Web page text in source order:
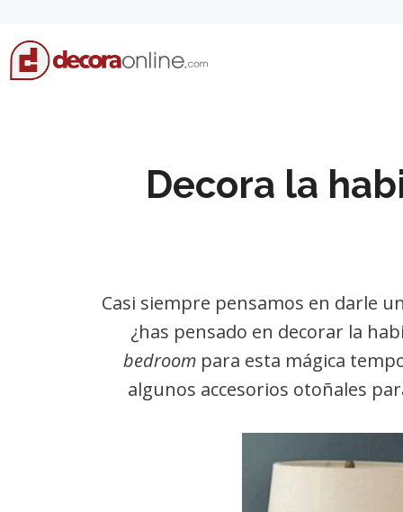
to
content
Decora la
Casi siempre pensamos en darle
¿has pensado en decorar la
bedroom para esta mágica
algunos accesorios otoñales